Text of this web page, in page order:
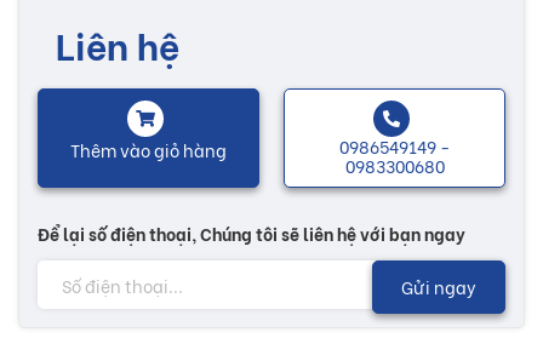
Liên hệ
Thêm vào giỏ hàng 0986549149 -
0983300680
Để lại số điện thoại, Chúng tôi sẽ liên hệ với bạn ngay
Gửi ngay